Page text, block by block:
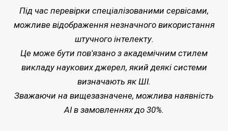
Під час перевірки спеціалізованими сервісами,
можливе відображення незначного використання
штучного інтелекту.
Це може бути пов'язано з академічним стилем
викладу наукових джерел, який деякі системи
визначають як ШІ.
Зважаючи на вищезазначене, можлива наявність
AI в замовленнях до 30%.